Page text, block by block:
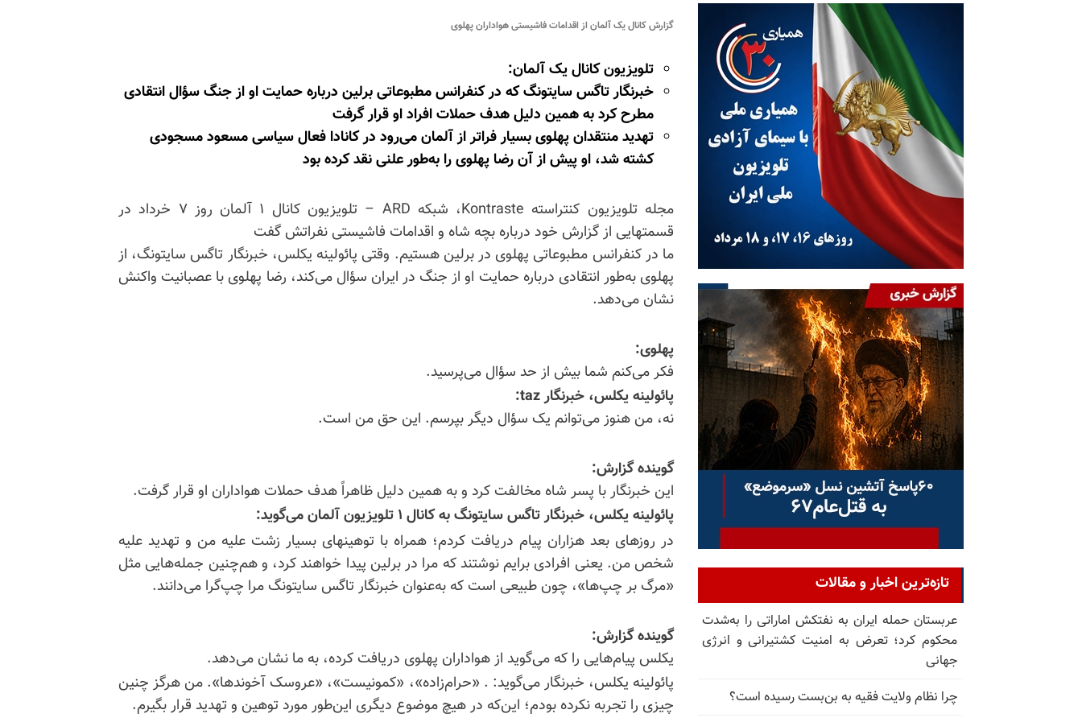
گزارش کانال یک آلمان از اقدامات فاشیستی هواداران پهلوی
تلویزیون کانال یک آلمان:
خبرنگار تاگس سایتونگ که در کنفرانس مطبوعاتی برلین درباره حمایت او از جنگ سؤال انتقادی
مطرح کرد به همین دلیل هدف حملات افراد او قرار گرفت
تهدید منتقدان پهلوی بسیار فراتر از آلمان می‌رود در کانادا فعال سیاسی مسعود مسجودی
کشته شد، او پیش از آن رضا پهلوی را به‌طور علنی نقد کرده بود
مجله تلویزیون کنتراسته
Kontraste، شبکه ARD – تلویزیون کانال ۱ آلمان روز ۷ خرداد در
قسمتهایی از گزارش خود درباره بچه شاه و اقدامات فاشیستی نفراتش گفت
ما در کنفرانس مطبوعاتی پهلوی در برلین هستیم. وقتی پائولینه یکلس، خبرنگار تاگس سایتونگ، از
پهلوی به‌طور انتقادی درباره حمایت او از جنگ در ایران سؤال می‌کند، رضا پهلوی با عصبانیت واکنش
نشان می‌دهد.
پهلوی:
فکر می‌کنم شما بیش از حد سؤال می‌پرسید.
پائولینه یکلس، خبرنگار taz:
نه، من هنوز می‌توانم یک سؤال دیگر بپرسم. این حق من است.
گوینده گزارش:
این خبرنگار با پسر شاه مخالفت کرد و به همین دلیل ظاهراً هدف حملات هواداران او قرار گرفت.
پائولینه یکلس، خبرنگار تاگس سایتونگ به کانال ۱ تلویزیون آلمان می‌گوید:
در روزهای بعد هزاران پیام دریافت کردم؛ همراه با توهینهای بسیار زشت علیه من و تهدید علیه
شخص من. یعنی افرادی برایم نوشتند که مرا در برلین پیدا خواهند کرد، و هم‌چنین جمله‌هایی مثل
«مرگ بر چپ‌ها»، چون طبیعی است که به‌عنوان خبرنگار تاگس سایتونگ مرا چپ‌گرا می‌دانند.
گوینده گزارش:
یکلس پیام‌هایی را که می‌گوید از هواداران پهلوی دریافت کرده، به ما نشان می‌دهد.
پائولینه یکلس، خبرنگار می‌گوید: . «حرام‌زاده»، «کمونیست»، «عروسک آخوندها». من هرگز چنین
چیزی را تجربه نکرده بودم؛ این‌که در هیچ موضوع دیگری این‌طور مورد توهین و تهدید قرار بگیرم.
تازه‌ترین اخبار و مقالات
عربستان حمله ایران به نفتکش اماراتی را به‌شدت
محکوم کرد؛ تعرض به امنیت کشتیرانی و انرژی
جهانی
چرا نظام ولایت فقیه به بن‌بست رسیده است؟